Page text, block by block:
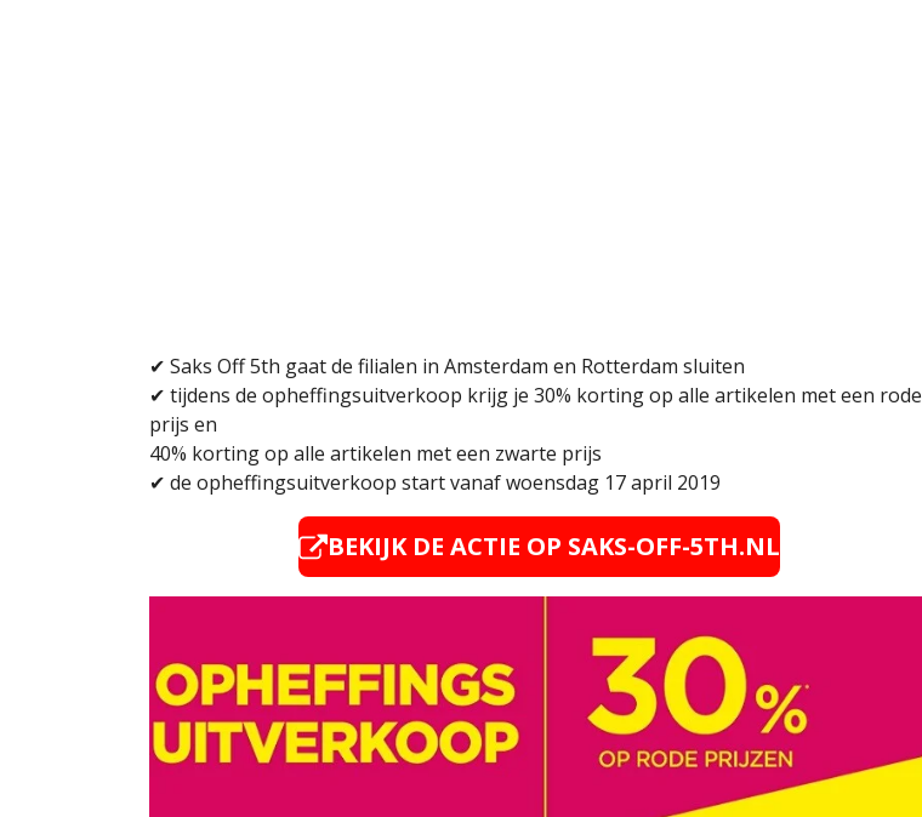
✔ Saks Off 5th gaat de filialen in Amsterdam en Rotterdam sluiten
✔ tijdens de opheffingsuitverkoop krijg je 30% korting op alle artikelen met een rode
prijs en
40% korting op alle artikelen met een zwarte prijs
✔ de opheffingsuitverkoop start vanaf woensdag 17 april 2019
BEKIJK DE ACTIE OP SAKS-OFF-5TH.NL